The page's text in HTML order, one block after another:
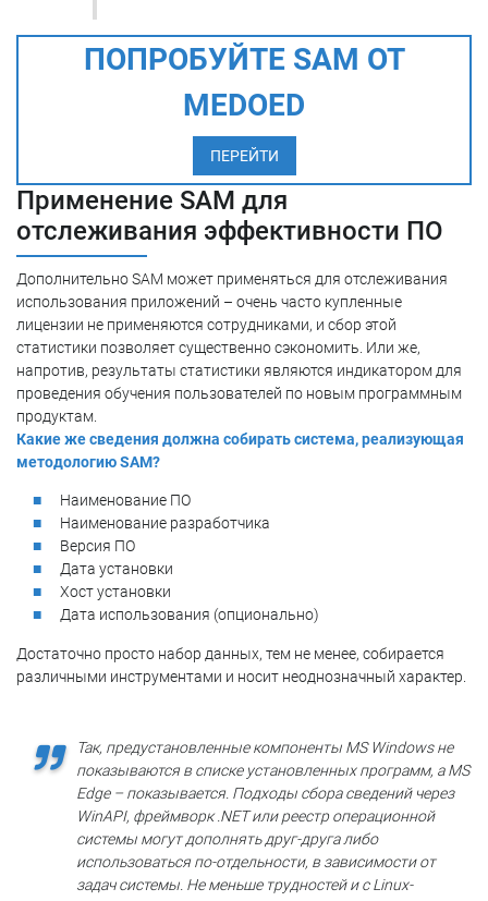
ПОПРОБУЙТЕ SAM ОТ
MEDOED
ПЕРЕЙТИ
Применение SAM для
отслеживания эффективности ПО
Дополнительно SAM может применяться для отслеживания
использования приложений – очень часто купленные
лицензии не применяются сотрудниками, и сбор этой
статистики позволяет существенно сэкономить. Или же,
напротив, результаты статистики являются индикатором для
проведения обучения пользователей по новым программным
продуктам.
Какие же сведения должна собирать система, реализующая
методологию SAM?
Наименование ПО
Наименование разработчика
Версия ПО
Дата установки
Хост установки
Дата использования (опционально)
Достаточно просто набор данных, тем не менее, собирается
различными инструментами и носит неоднозначный характер.
Так, предустановленные компоненты MS Windows не
показываются в списке установленных программ, а MS
Edge – показывается. Подходы сбора сведений через
WinAPI, фреймворк .NET или реестр операционной
системы могут дополнять друг-друга либо
использоваться по-отдельности, в зависимости от
задач системы. Не меньше трудностей и с Linux-